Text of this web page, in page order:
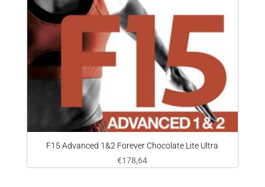
F15 Advanced 1&2 Forever Chocolate Lite Ultra
€178,64